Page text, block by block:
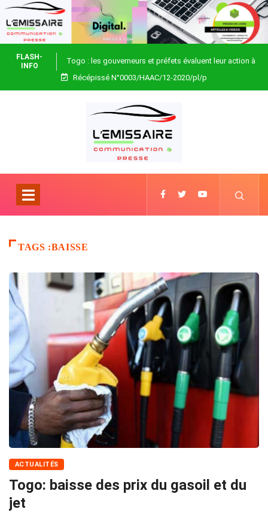
FLASH-
INFO
Togo : les gouverneurs et préfets évaluent leur action à
Blitta
Récépissé N°0003/HAAC/12-2020/pl/p
TAGS :BAISSE
ACTUALITÉS
Togo: baisse des prix du gasoil et du
jet